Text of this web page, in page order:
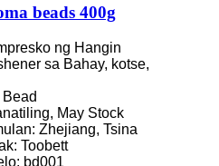
beads 400g
ng Hangin
sa Bahay, kotse,
May Stock
Zhejiang, Tsina
Toobett
bd001